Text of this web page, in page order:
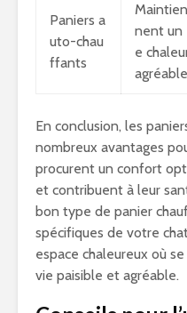
Paniers a
uto-chau
ffants
Maintien
nent un
e
agréable
En conclusion, les
nombreux avantages
procurent un confort
et contribuent à leur
bon type de panier
spécifiques de votre
espace chaleureux où
vie paisible et agréable.